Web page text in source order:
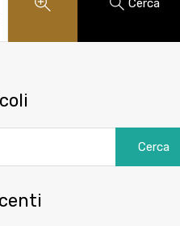
Cerca